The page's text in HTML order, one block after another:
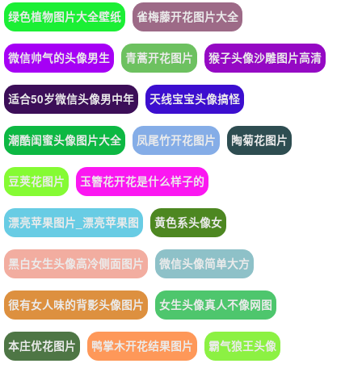
绿色植物图片大全壁纸 雀梅藤开花图片大全
微信帅气的头像男生 青蒿开花图片 猴子头像沙雕图片高清
适合50岁微信头像男中年 天线宝宝头像搞怪
潮酷闺蜜头像图片大全 凤尾竹开花图片 陶菊花图片
豆荚花图片 玉簪花开花是什么样子的
漂亮苹果图片_漂亮苹果图 黄色系头像女
黑白女生头像高冷侧面图片 微信头像简单大方
很有女人味的背影头像图片 女生头像真人不像网图
本庄优花图片 鸭掌木开花结果图片 霸气狼王头像